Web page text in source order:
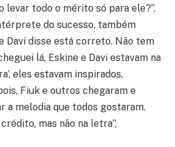
levar todo o mérito só para ele?”.
do sucesso, também
Davi disse está correto. Não tem
lá, Eskine e Davi estavam na
eles estavam inspirados,
Fiuk e outros chegaram e
a melodia que todos gostaram.
mas não na letra”,